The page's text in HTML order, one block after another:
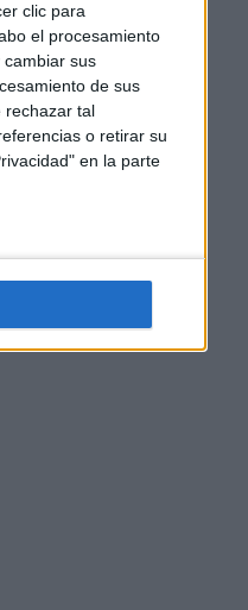
clic para
el procesamiento
sus
de sus
rechazar tal
o retirar su
en la parte